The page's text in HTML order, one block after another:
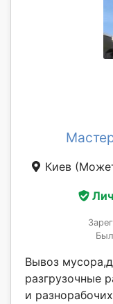
Киев
Вывоз
разгрузочные
и разнорабочих